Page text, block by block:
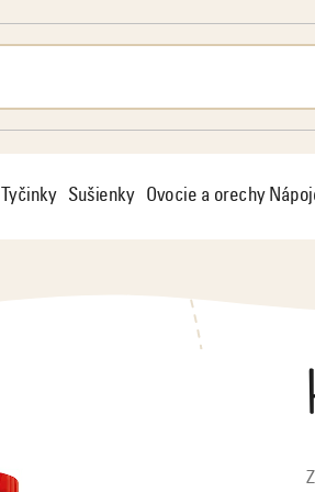
Tyčinky Sušienky Ovocie a orechy